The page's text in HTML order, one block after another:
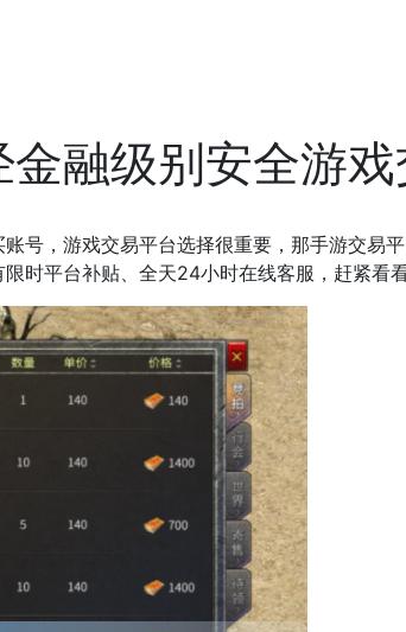
融级别安全游戏
，游戏交易平台选择很重要，那手游交易
时平台补贴、全天24小时在线客服，赶紧看看